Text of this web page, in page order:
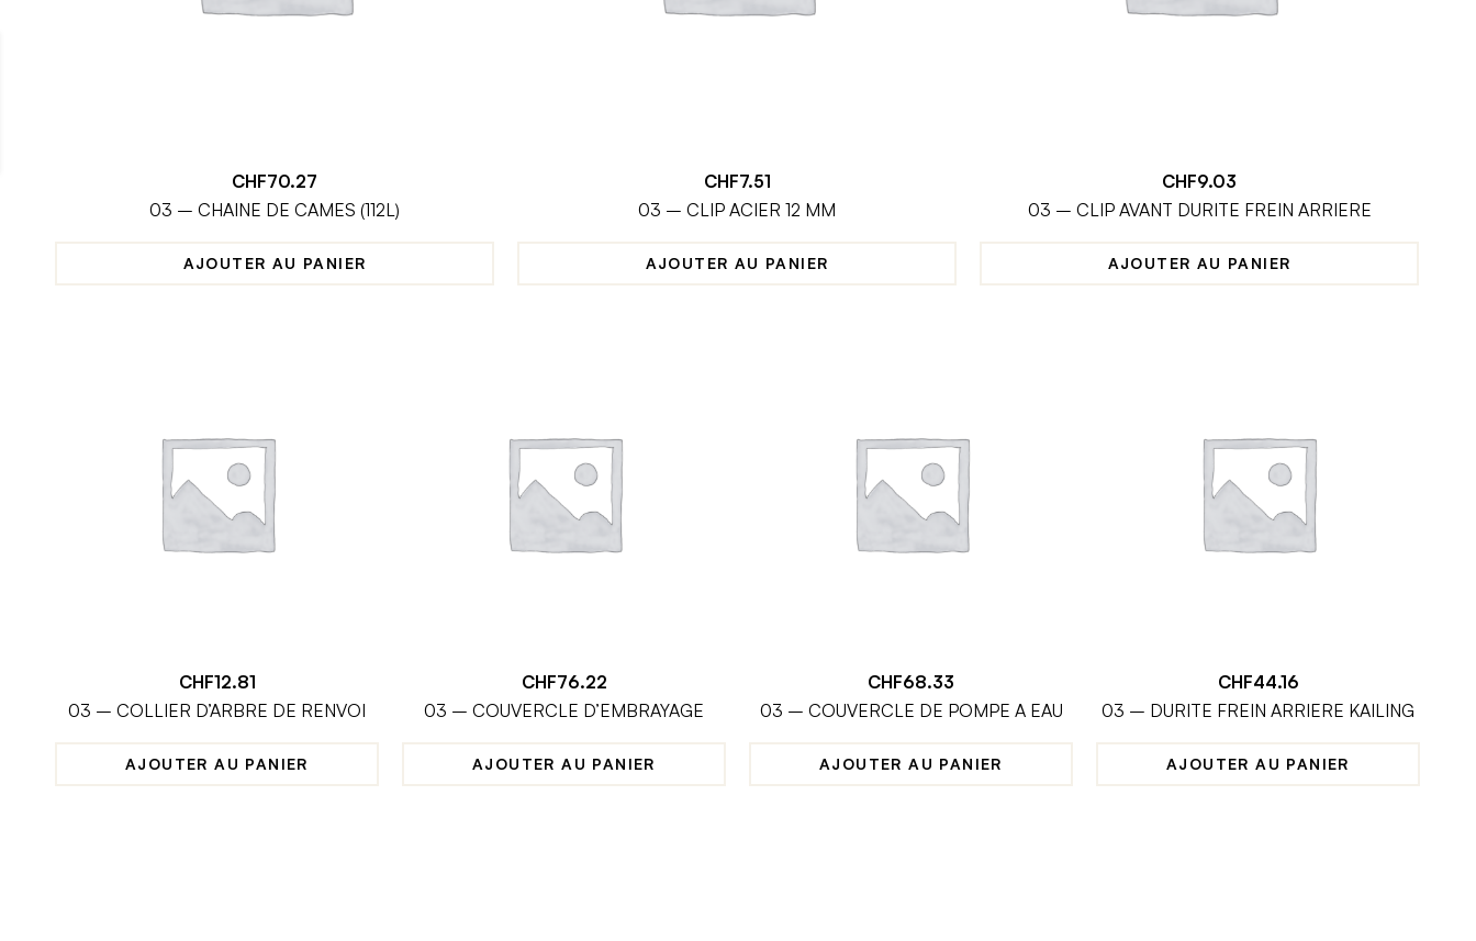
CHF70.27
03 – CHAINE DE CAMES (112L)
AJOUTER AU PANIER
CHF7.51
03 – CLIP ACIER 12 MM
AJOUTER AU PANIER
CHF9.03
03 – CLIP AVANT DURITE FREIN ARRIERE
AJOUTER AU PANIER
CHF12.81
03 – COLLIER D’ARBRE DE RENVOI
AJOUTER AU PANIER
CHF76.22
03 – COUVERCLE D’EMBRAYAGE
AJOUTER AU PANIER
CHF68.33
03 – COUVERCLE DE POMPE A EAU
AJOUTER AU PANIER
CHF44.16
03 – DURITE FREIN ARRIERE KAILING
AJOUTER AU PANIER